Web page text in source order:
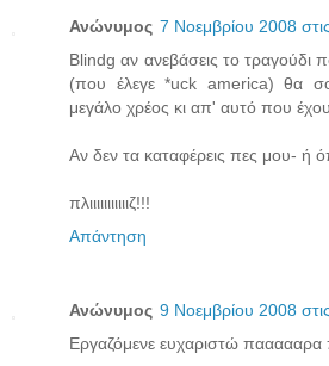
Ανώνυμος 7 Νοεμβρίου 2008
Blindg αν ανεβάσεις το τραγούδι
(που έλεγε *uck america) θα
μεγάλο χρέος κι απ' αυτό που
Αν δεν τα καταφέρεις πες μου- ή
πλιιιιιιιιιιιζ!!!
Απάντηση
Ανώνυμος 9 Νοεμβρίου 2008
Εργαζόμενε ευχαριστώ παααααρα